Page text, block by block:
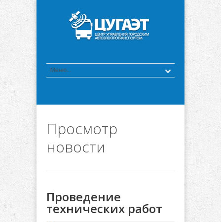
Просмотр
новости
Проведение
технических работ